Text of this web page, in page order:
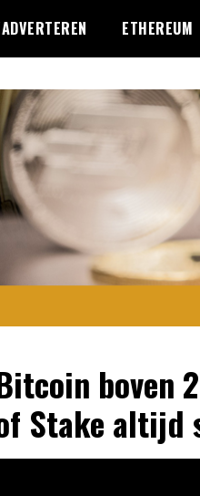
ETHEREUM
boven
Stake altijd